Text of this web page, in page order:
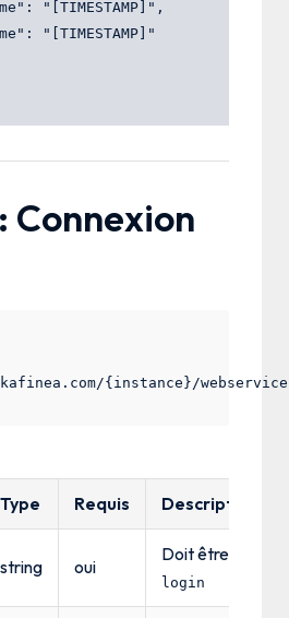
Connexion
{instance}/
Type Requis Description
string oui
Doit être
login